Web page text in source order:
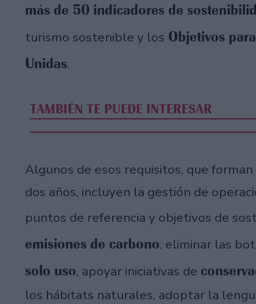
más de 50 indicadores de
turismo sostenible y los Objetivos
Unidas.
TAMBIÉN TE PUEDE INTERESAR
Algunos de esos requisitos, que
dos años, incluyen la gestión de
puntos de referencia y objetivos de
emisiones de carbono, eliminar las
solo uso, apoyar iniciativas de
los hábitats naturales, adoptar la